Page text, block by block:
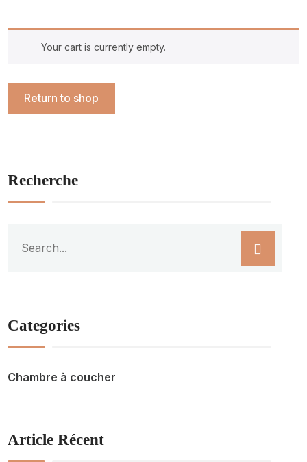
Your cart is currently empty.
Return to shop
Recherche
Categories
Chambre à coucher
Article Récent